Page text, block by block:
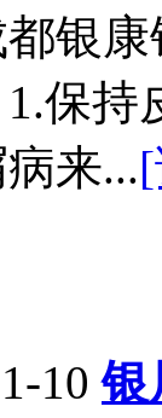
银
保持
来...
10 银